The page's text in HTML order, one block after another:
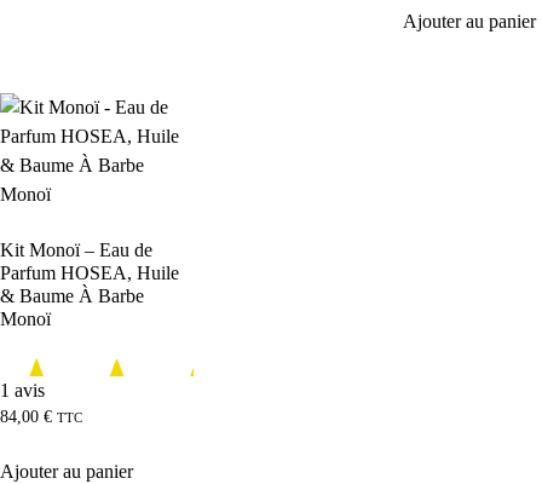
Ajouter au panier
Kit Monoï – Eau de
Parfum HOSEA, Huile
& Baume À Barbe
Monoï
1 avis
84,00 € TTC
Ajouter au panier